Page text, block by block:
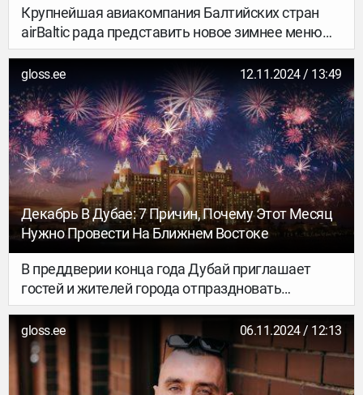
динамичном городе.
Крупнейшая авиакомпания Балтийских стран
airBaltic рада представить новое зимнее меню
бизнес-класса, созданное из лучших местных
ингредиентов. Обновлённое меню включает
разнообразные гурманские блюда для завтрака,
обеда и ужина, которые будут доступны на всех
рейсах airBaltic в течение зимнего сезона вплоть
до конца марта 2025 года.
gloss.ee 12.11.2024 / 13:49
Декабрь В Дубае: 7 Причин, Почему Этот Месяц
Нужно Провести На Ближнем Востоке
В преддверии конца года Дубай приглашает
гостей и жителей города отпраздновать
наступление 2025 года яркими мероприятиями,
сезонными аттракционами, незабываемыми
шоу и впечатляющими новогодними событиями.
gloss.ee 06.11.2024 / 12:13